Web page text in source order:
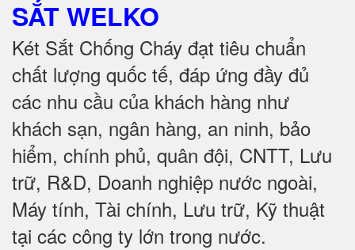
SẮTWELKO
Két Sắt Chống Cháy đạt tiêu chuẩn
chất lượng quốc tế, đáp ứng đầy đủ
các nhu cầu của khách hàng như
khách sạn, ngân hàng, an ninh, bảo
hiểm, chính phủ, quân đội, CNTT, Lưu
trữ, R&D, Doanh nghiệp nước ngoài,
Máy tính, Tài chính, Lưu trữ, Kỹ thuật
tại các công ty lớn trong nước.